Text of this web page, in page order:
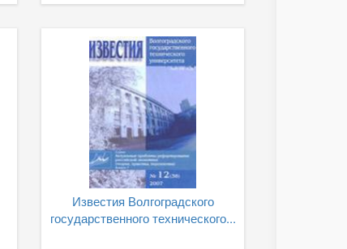
Известия Волгоградского
государственного технического...